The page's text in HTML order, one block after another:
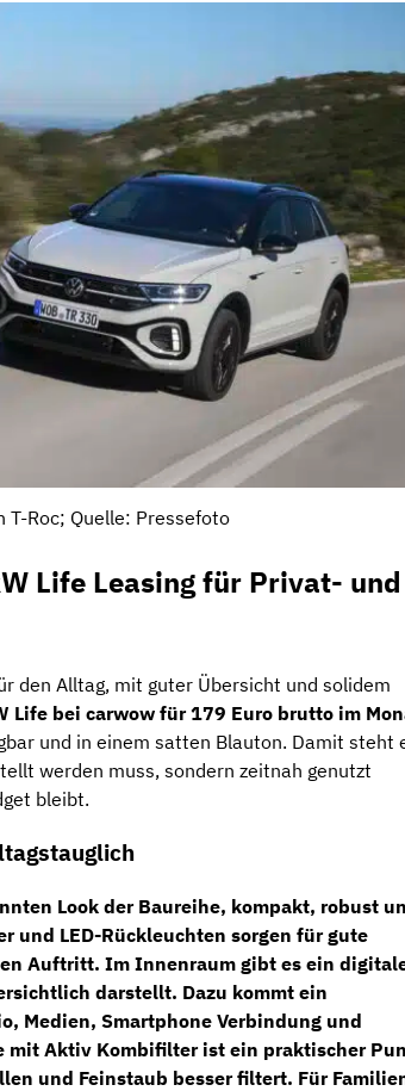
T-Roc; Quelle: Pressefoto
Life Leasing für Privat- und
den Alltag, mit guter Übersicht und solidem
Life bei carwow für 179 Euro brutto im
und in einem satten Blauton. Damit steht
werden muss, sondern zeitnah genutzt
bleibt.
Look der Baureihe, kompakt, robust
und LED-Rückleuchten sorgen für gute
Auftritt. Im Innenraum gibt es ein
darstellt. Dazu kommt ein
Medien, Smartphone Verbindung und
mit Aktiv Kombifilterist ein praktischer
und Feinstaub besser filtert. Für